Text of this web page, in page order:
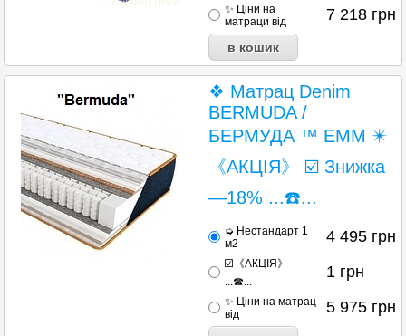
✨ Ціни на
матраци від
7 218 грн
❖ Матрац Denim
BERMUDA /
БЕРМУДА ™ ЕММ ✴️
《АКЦІЯ》 ☑️ Знижка
—18% ...☎️...
➭ Нестандарт 1
м2
4 495 грн
☑️《АКЦІЯ》
...☎...
1 грн
✨ Ціни на матрац
від
5 975 грн